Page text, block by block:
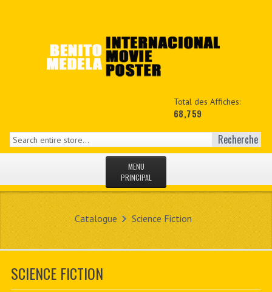
Total des Affiches:
68,759
Recherche
MENU
PRINCIPAL
MON COPTE
Catalogue Science Fiction
SCIENCE FICTION